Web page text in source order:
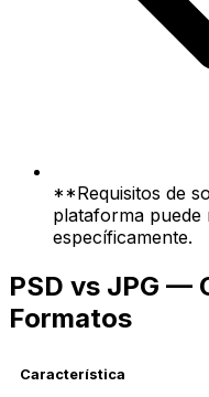
**Requisitos de
plataforma
específicamente.
PSD vs JPG —
Formatos
Característica